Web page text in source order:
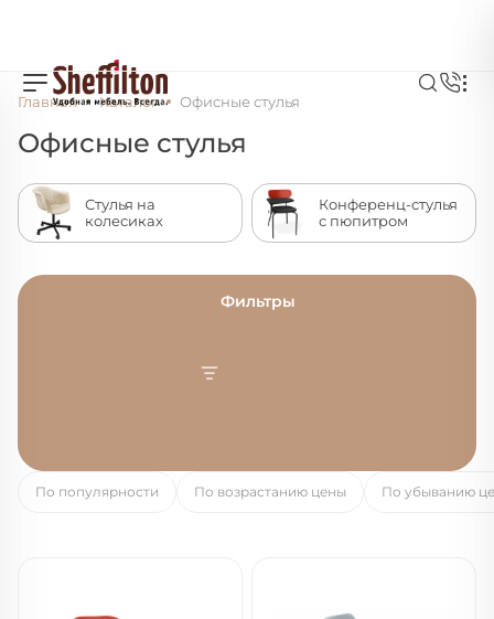
Главная Каталог Офисные стулья
Офисные стулья
Стулья на
колесиках
Конференц-стулья
с пюпитром
Фильтры
По популярности По возрастанию цены По убыванию